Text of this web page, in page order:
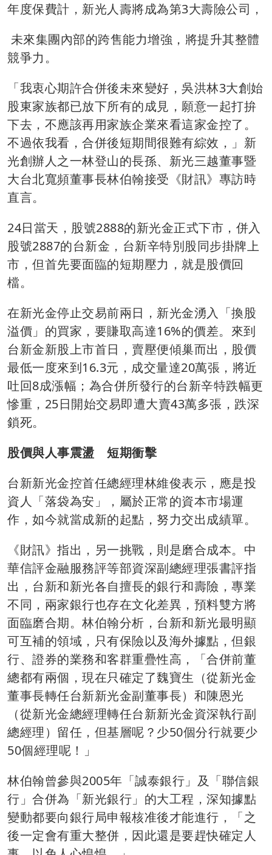
年度保費計，新光人壽將成為第3大壽險公司，
未來集團內部的跨售能力增強，將提升其整體
競爭力。
「我衷心期許合併後未來變好，吳洪林3大創始
股東家族都已放下所有的成見，願意一起打拚
下去，不應該再用家族企業來看這家金控了。
不過依我看，合併後短期間很難有綜效，」新
光創辦人之一林登山的長孫、新光三越董事暨
大台北寬頻董事長林伯翰接受《財訊》專訪時
直言。
24日當天，股號2888的新光金正式下市，併入
股號2887的台新金，台新辛特別股同步掛牌上
市，但首先要面臨的短期壓力，就是股價回
檔。
在新光金停止交易前兩日，新光金湧入「換股
溢價」的買家，要賺取高達16%的價差。來到
台新金新股上市首日，賣壓便傾巢而出，股價
最低一度來到16.3元，成交量達20萬張，將近
吐回8成漲幅；為合併所發行的台新辛特跌幅更
慘重，25日開始交易即遭大賣43萬多張，跌深
鎖死。
股價與人事震盪 短期衝擊
台新新光金控首任總經理林維俊表示，應是投
資人「落袋為安」，屬於正常的資本市場運
作，如今就當成新的起點，努力交出成績單。
《財訊》指出，另一挑戰，則是磨合成本。中
華信評金融服務評等部資深副總經理張書評指
出，台新和新光各自擅長的銀行和壽險，專業
不同，兩家銀行也存在文化差異，預料雙方將
面臨磨合期。林伯翰分析，台新和新光最明顯
可互補的領域，只有保險以及海外據點，但銀
行、證券的業務和客群重疊性高，「合併前董
總都有兩個，現在只確定了魏寶生（從新光金
董事長轉任台新新光金副董事長）和陳恩光
（從新光金總經理轉任台新新光金資深執行副
總經理）留任，但基層呢？少50個分行就要少
50個經理呢！」
林伯翰曾參與2005年「誠泰銀行」及「聯信銀
行」合併為「新光銀行」的大工程，深知據點
變動都要向銀行局申報核准後才能進行，「之
後一定會有重大整併，因此還是要趕快確定人